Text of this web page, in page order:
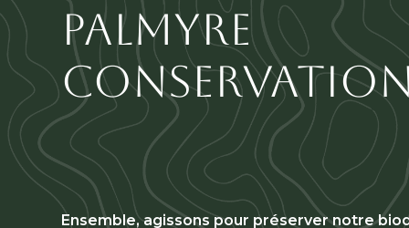
Titre
Palmyre
Sous titre
Ensemble, agissons pour préserver notre